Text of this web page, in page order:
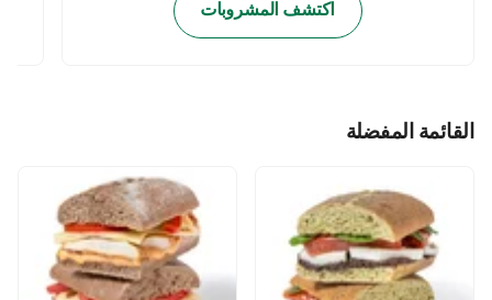
اكتشف المشروبات
القائمة المفضلة